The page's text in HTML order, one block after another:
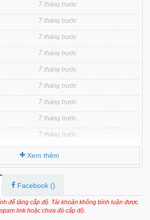
7 tháng trước
7 tháng trước
7 tháng trước
7 tháng trước
7 tháng trước
7 tháng trước
7 tháng trước
7 tháng trước
7 tháng trước
7 tháng trước
7 tháng trước
7 tháng trước
7 tháng trước
Xem thêm
Facebook ()
để tăng cấp độ. Tài khoản không bình luận được
link hoặc chưa đủ cấp độ.